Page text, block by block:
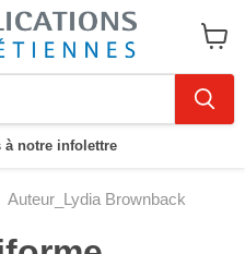
à notre infolettre
le
panier
Auteur_Lydia Brownback